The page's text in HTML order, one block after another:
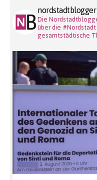
nordstadtblogger
Die
über die
gesamtstädtische